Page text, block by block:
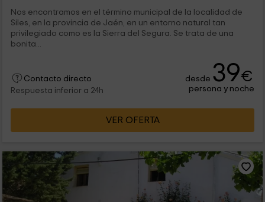
Nos encontramos en el término municipal de la localidad de
Siles, en la provincia de Jaén, en un entorno natural tan
privilegiado como es la Sierra del Segura. Se trata de una
bonita...
Contacto directo
Respuesta inferior a 24h
desde 39€
persona y noche
VER OFERTA